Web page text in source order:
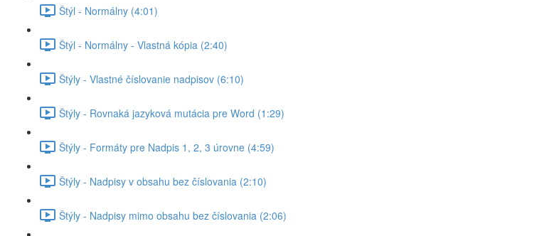
Štýl - Normálny (4:01)
Štýl - Normálny - Vlastná kópia (2:40)
Štýly - Vlastné číslovanie nadpisov (6:10)
Štýly - Rovnaká jazyková mutácia pre Word (1:29)
Štýly - Formáty pre Nadpis 1, 2, 3 úrovne (4:59)
Štýly - Nadpisy v obsahu bez číslovania (2:10)
Štýly - Nadpisy mimo obsahu bez číslovania (2:06)